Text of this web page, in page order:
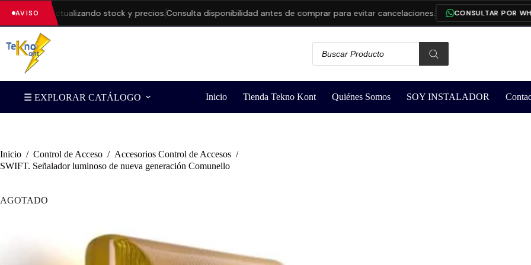
AVISO
actualizando stock y precios.Consulta disponibilidad antes de comprar para evitar cancelaciones. CONSULTAR POR
☰ EXPLORAR CATÁLOGO Inicio Tienda Tekno Kont Quiénes Somos SOY INSTALADOR
Inicio / Control de Acceso / Accesorios Control de Accesos /
SWIFT. Señalador luminoso de nueva generación Comunello
AGOTADO